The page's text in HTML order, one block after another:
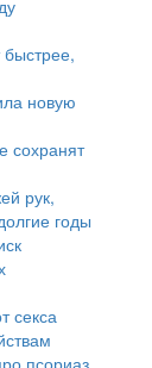
новую
сохранят
рук,
годы
секса
псориаз